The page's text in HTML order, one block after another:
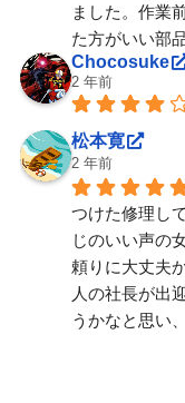
ました。作業
た方がいい部
Chocosuke
2 年前
松本寛
2 年前
つけた修理し
じのいい声の
頼りに大丈夫
人の社長が出
うかなと思い